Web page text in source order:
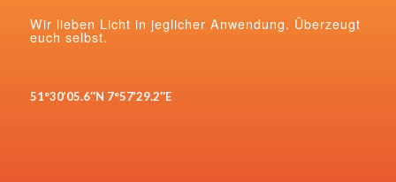
Wir lieben Licht in jeglicher Anwendung. Überzeugt
euch selbst.
51°30’05.6″N 7°57’29.2″E